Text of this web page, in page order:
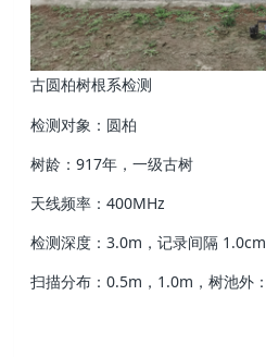
古圆柏树根系检测
检测对象：圆柏
树龄：917年，一级古树
天线频率：400MHz
检测深度：3.0m，记录间隔 1.0cm
扫描分布：0.5m，1.0m，树池外